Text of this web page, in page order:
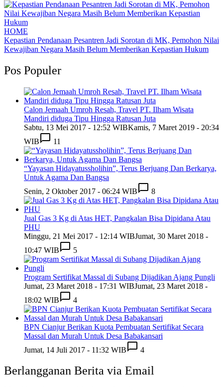
HOME
Kepastian Pendanaan Pesantren Jadi Sorotan di MK, Pemohon Nilai
Kewajiban Negara Masih Belum Memberikan Kepastian Hukum
Pos Populer
Calon Jemaah Umroh Resah, Travel PT. Ilham Wisata
Mandiri diduga Tipu Hingga Ratusan Juta
Sabtu, 13 Mei 2017 - 12:52 WIBKamis, 7 Maret 2019 - 20:34
WIB
11
“Yayasan Hidayatussholihin”, Terus Berjuang Dan Berkarya,
Untuk Agama Dan Bangsa
Senin, 2 Oktober 2017 - 06:24 WIB
8
Jual Gas 3 Kg di Atas HET, Pangkalan Bisa Dipidana Atau
PHU
Minggu, 21 Mei 2017 - 12:14 WIBJumat, 30 Maret 2018 -
10:47 WIB
5
Program Sertifikat Massal di Subang Dijadikan Ajang Pungli
Jumat, 23 Maret 2018 - 17:31 WIBJumat, 23 Maret 2018 -
18:02 WIB
4
BPN Cianjur Berikan Kuota Pembuatan Sertifikat Secara
Massal dan Murah Untuk Desa Babakansari
Jumat, 14 Juli 2017 - 11:32 WIB
4
Berlangganan Berita via Email